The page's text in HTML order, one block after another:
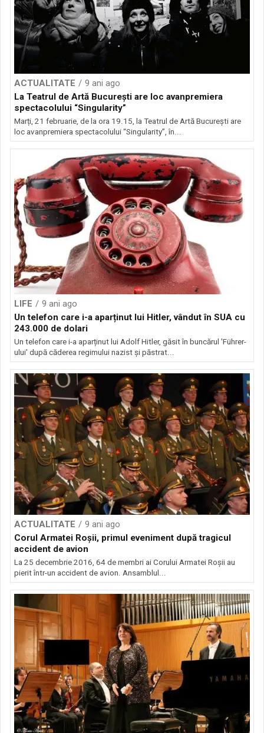
ACTUALITATE
9 ani ago
La Teatrul de Artă București are loc avanpremiera
spectacolului “Singularity”
Marți, 21 februarie, de la ora 19.15, la Teatrul de Artă București are
loc avanpremiera spectacolului “Singularity”, în...
LIFE
9 ani ago
Un telefon care i-a aparținut lui Hitler, vândut în SUA cu
243.000 de dolari
Un telefon care i-a aparținut lui Adolf Hitler, găsit în buncărul 'Führer-
ului' după căderea regimului nazist și păstrat...
ACTUALITATE
9 ani ago
Corul Armatei Roșii, primul eveniment după tragicul
accident de avion
La 25 decembrie 2016, 64 de membri ai Corului Armatei Roşii au
pierit într-un accident de avion. Ansamblul...